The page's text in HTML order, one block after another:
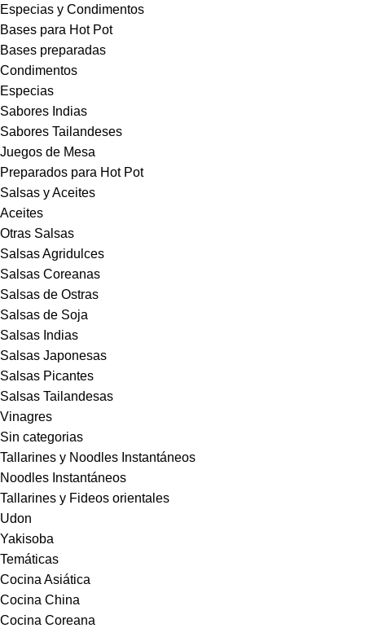
Especias y Condimentos
Bases para Hot Pot
Bases preparadas
Condimentos
Especias
Sabores Indias
Sabores Tailandeses
Juegos de Mesa
Preparados para Hot Pot
Salsas y Aceites
Aceites
Otras Salsas
Salsas Agridulces
Salsas Coreanas
Salsas de Ostras
Salsas de Soja
Salsas Indias
Salsas Japonesas
Salsas Picantes
Salsas Tailandesas
Vinagres
Sin categorias
Tallarines y Noodles Instantáneos
Noodles Instantáneos
Tallarines y Fideos orientales
Udon
Yakisoba
Temáticas
Cocina Asiática
Cocina China
Cocina Coreana